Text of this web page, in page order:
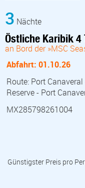
3 Nächte
Östliche Karibik 4
an Bord der »MSC
Abfahrt: 01.10.26
Route: Port
Reserve - Port
MX285798261004
Günstigster Preis pro